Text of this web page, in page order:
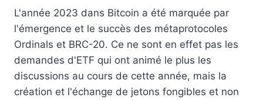
L'année 2023 dans Bitcoin a été marquée par
l'émergence et le succès des métaprotocoles
Ordinals et BRC-20. Ce ne sont en effet pas les
demandes d'ETF qui ont animé le plus les
discussions au cours de cette année, mais la
création et l'échange de jetons fongibles et non